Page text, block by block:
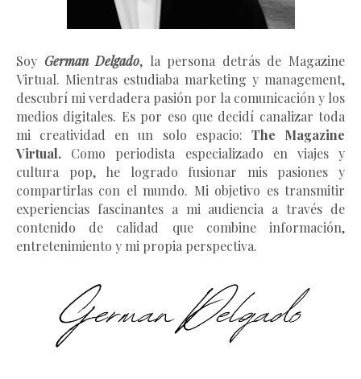
Soy German Delgado, la persona detrás de Magazine
Virtual. Mientras estudiaba marketing y management,
descubrí mi verdadera pasión por la comunicación y los
medios digitales. Es por eso que decidí canalizar toda
mi creatividad en un solo espacio: The Magazine
Virtual. Como periodista especializado en viajes y
cultura pop, he logrado fusionar mis pasiones y
compartirlas con el mundo. Mi objetivo es transmitir
experiencias fascinantes a mi audiencia a través de
contenido de calidad que combine información,
entretenimiento y mi propia perspectiva.